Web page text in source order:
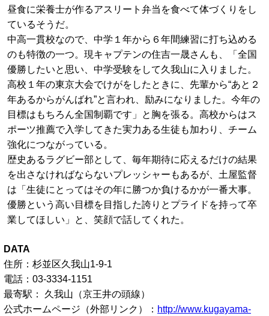
昼食に栄養士が作るアスリート弁当を食べて体づくりをし
ているそうだ。
中高一貫校なので、中学１年から６年間練習に打ち込める
のも特徴の一つ。現キャプテンの住吉一晟さんも、「全国
優勝したいと思い、中学受験をして久我山に入りました。
高校１年の東京大会でけがをしたときに、先輩から“あと２
年あるからがんばれ”と言われ、励みになりました。今年の
目標はもちろん全国制覇です」と胸を張る。高校からはス
ポーツ推薦で入学してきた実力ある生徒も加わり、チーム
強化につながっている。
歴史あるラグビー部として、毎年期待に応えるだけの結果
を出さなければならないプレッシャーもあるが、土屋監督
は「生徒にとってはその年に勝つか負けるかが一番大事。
優勝という高い目標を目指した誇りとプライドを持って卒
業してほしい」と、笑顔で話してくれた。
DATA
住所：杉並区久我山1-9-1
電話：03-3334-1151
最寄駅： 久我山（京王井の頭線）
公式ホームページ（外部リンク）： http://www.kugayama-